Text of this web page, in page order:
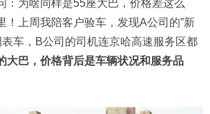
：为啥同样是55座大巴，价格差这么
！上周我陪客户验车，发现A公司的”新
车，B公司的司机连京哈高速服务区都
大巴，价格背后是车辆状况和服务品